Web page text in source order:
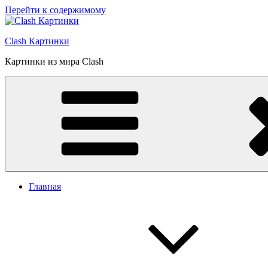
Перейти к содержимому
Clash Картинки
Картинки из мира Clash
Главная